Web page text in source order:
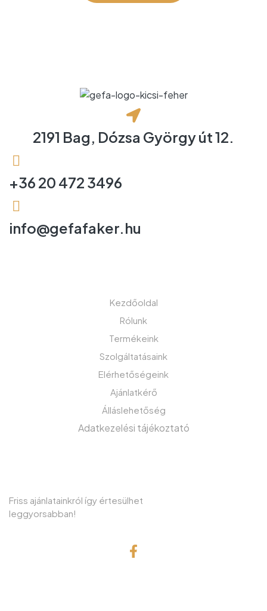
2191 Bag, Dózsa György út 12.
+36 20 472 3496
info@gefafaker.hu
Kezdőoldal
Rólunk
Termékeink
Szolgáltatásaink
Elérhetőségeink
Ajánlatkérő
Álláslehetőség
Adatkezelési tájékoztató
Friss ajánlatainkról így értesülhet
leggyorsabban!